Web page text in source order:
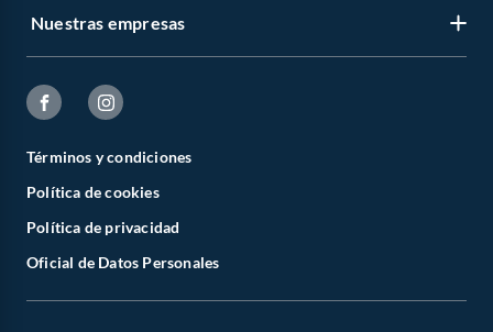
Nuestras empresas
Términos y condiciones
Política de cookies
Política de privacidad
Oficial de Datos Personales